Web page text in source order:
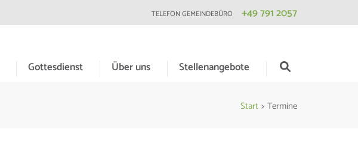
TELEFON GEMEINDEBÜRO +49 791 2057
Gottesdienst Über uns Stellenangebote
Start > Termine